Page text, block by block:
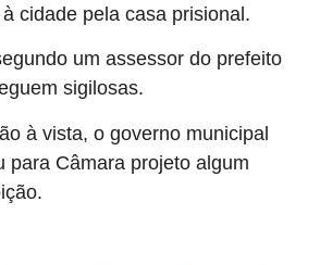
cidade pela casa prisional.
um assessor do prefeito
sigilosas.
à vista, o governo municipal
para Câmara projeto algum